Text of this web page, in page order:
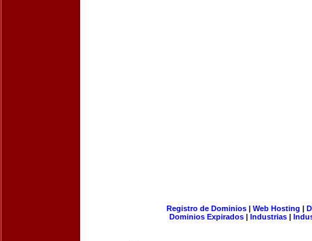
Registro de Dominios| Web Hosting |
Dominios Expirados | Industrias |